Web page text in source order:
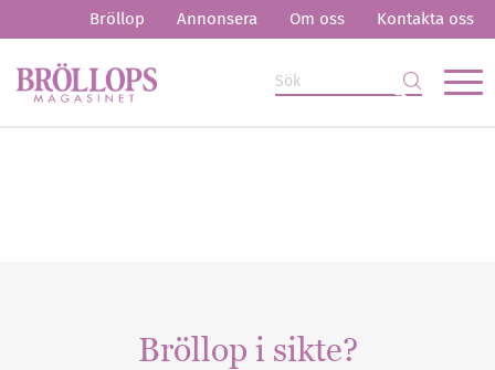
Bröllop Annonsera Om oss Kontakta oss
Bröllop i sikte?